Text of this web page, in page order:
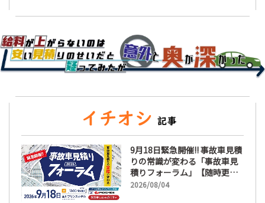
9月18日緊急開催!! 事故車見積
りの常識が変わる「事故車見
積りフォーラム」【随時更
新】
2026/08/04